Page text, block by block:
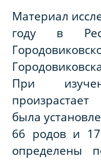
Материал
году в
При
была
66 родов и 17
определены